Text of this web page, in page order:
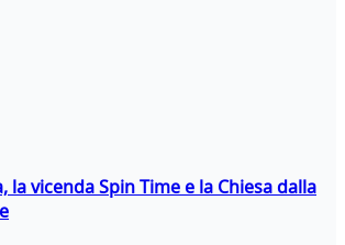
la vicenda Spin Time e la Chiesa dalla